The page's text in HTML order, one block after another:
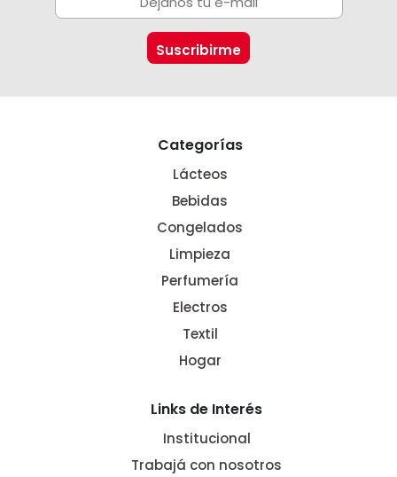
Categorías
Lácteos
Bebidas
Congelados
Limpieza
Perfumería
Electros
Textil
Hogar
Links de Interés
Institucional
Trabajá con nosotros